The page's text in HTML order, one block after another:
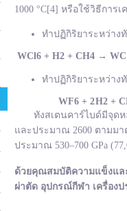
1000 °C[4] หรือใช้วิธีการ
ทำปฏิกิริยาระหว่าง
WCl6 + H2 + CH4 →
ทำปฏิกิริยาระหว่าง
WF6 + 2 H2 +
ทังสเตนคาร์ไบด์มีจุดหลอ
และประมาณ 2600 ตามมา
ประมาณ 530–700 GPa
ด้วยคุณสมบัติความแข็งและ
ผ่าตัด อุปกรณ์กีฬา เครื่อง